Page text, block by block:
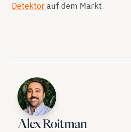
Detektorauf dem Markt.
Alex Roitman